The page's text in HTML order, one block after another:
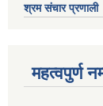
श्रम संचार प्रणाली
महत्वपुर्ण